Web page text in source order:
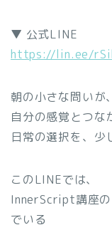
▼ 公式LINE
https://lin.ee/
朝の小さな問いが、
自分の感覚とつな
日常の選択を、少
このLINEでは、
InnerScript講座の
でいる